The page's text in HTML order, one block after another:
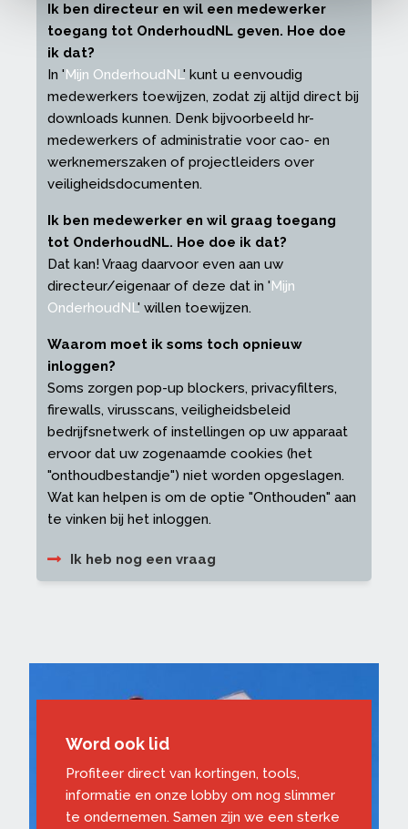
Ik ben directeur en wil een medewerker
toegang tot OnderhoudNL geven. Hoe doe
ik dat?
In ' Mijn OnderhoudNL' kunt u eenvoudig
medewerkers toewijzen, zodat zij altijd direct bij
downloads kunnen. Denk bijvoorbeeld hr-
medewerkers of administratie voor cao- en
werknemerszaken of projectleiders over
veiligheidsdocumenten.
Ik ben medewerker en wil graag toegang
tot OnderhoudNL. Hoe doe ik dat?
Dat kan! Vraag daarvoor even aan uw
directeur/eigenaar of deze dat in ' Mijn
OnderhoudNL' willen toewijzen.
Waarom moet ik soms toch opnieuw
inloggen?
Soms zorgen pop-up blockers, privacyfilters,
firewalls, virusscans, veiligheidsbeleid
bedrijfsnetwerk of instellingen op uw apparaat
ervoor dat uw zogenaamde cookies (het
"onthoudbestandje") niet worden opgeslagen.
Wat kan helpen is om de optie "Onthouden" aan
te vinken bij het inloggen.
Ik heb nog een vraag
Word ook lid
Profiteer direct van kortingen, tools,
informatie en onze lobby om nog slimmer
te ondernemen. Samen zijn we een sterke